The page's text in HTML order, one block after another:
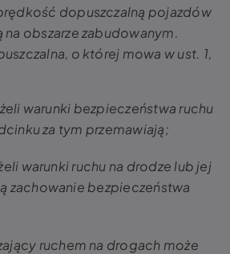
dopuszczalną pojazdów
obszarze zabudowanym.
o której mowa w ust. 1,
warunki bezpieczeństwa ruchu
za tym przemawiają;
warunki ruchu na drodze lub jej
zachowanie bezpieczeństwa
ruchem na drogach może